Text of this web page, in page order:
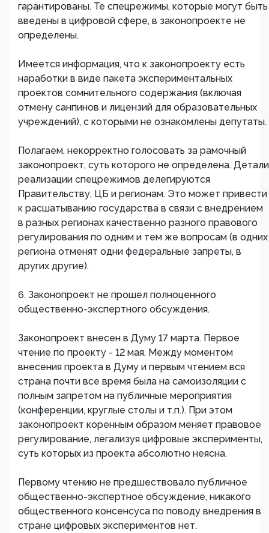
гарантированы. Те спецрежимы, которые могут быть
введены в цифровой сфере, в законопроекте не
определены.
Имеется информация, что к законопроекту есть
наработки в виде пакета экспериментальных
проектов сомнительного содержания (включая
отмену санпинов и лицензий для образовательных
учреждений), с которыми не ознакомлены депутаты.
Полагаем, некорректно голосовать за рамочный
законопроект, суть которого не определена. Детали
реализации спецрежимов делегируются
Правительству, ЦБ и регионам. Это может привести
к расшатыванию государства в связи с внедрением
в разных регионах качественно разного правового
регулирования по одним и тем же вопросам (в одних
региона отменят одни федеральные запреты, в
других другие).
6. Законопроект не прошел полноценного
общественно-экспертного обсуждения.
Законопроект внесен в Думу 17 марта. Первое
чтение по проекту - 12 мая. Между моментом
внесения проекта в Думу и первым чтением вся
страна почти все время была на самоизоляции с
полным запретом на публичные мероприятия
(конференции, круглые столы и т.п.). При этом
законопроект коренным образом меняет правовое
регулирование, легализуя цифровые эксперименты,
суть которых из проекта абсолютно неясна.
Первому чтению не предшествовало публичное
общественно-экспертное обсуждение, никакого
общественного консенсуса по поводу внедрения в
стране цифровых экспериментов нет.